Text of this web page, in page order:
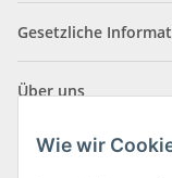
Gesetzliche
Über uns
Wie wir